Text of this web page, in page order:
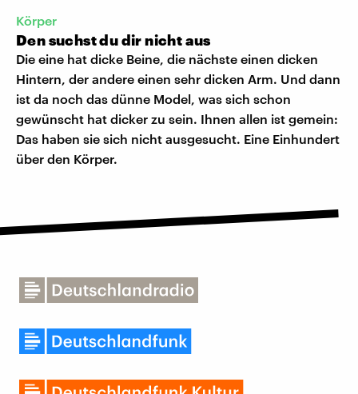
Körper
Den suchst du dir nicht aus
Die eine hat dicke Beine, die nächste einen dicken
Hintern, der andere einen sehr dicken Arm. Und dann
ist da noch das dünne Model, was sich schon
gewünscht hat dicker zu sein. Ihnen allen ist gemein:
Das haben sie sich nicht ausgesucht. Eine Einhundert
über den Körper.